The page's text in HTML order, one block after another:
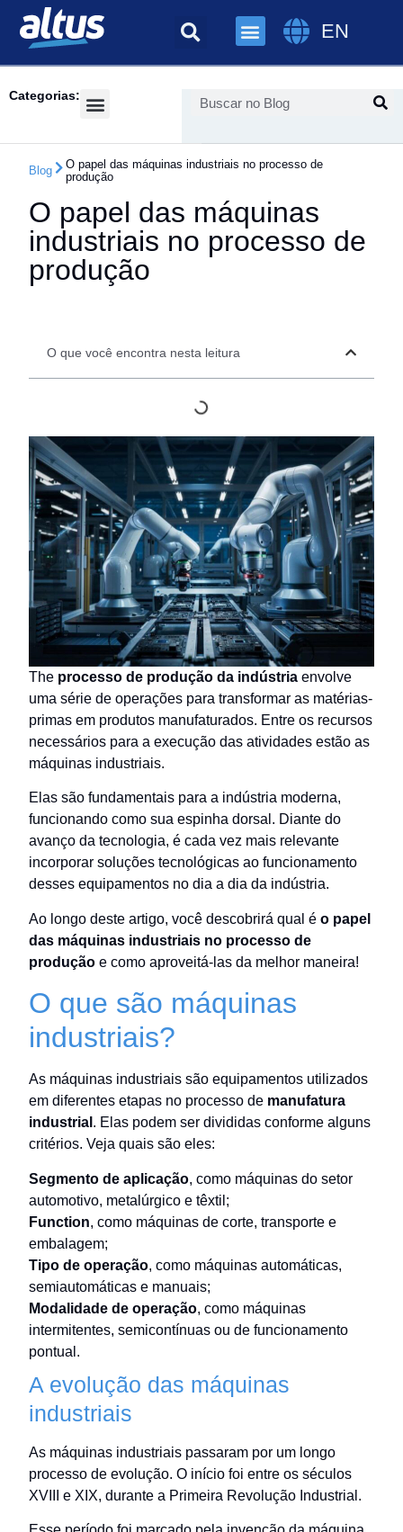
EN
Categorias:
Blog
O papel das máquinas industriais no processo de
produção
O papel das máquinas
industriais no processo de
produção
O que você encontra nesta leitura
The processo de produção da indústria envolve
uma série de operações para transformar as matérias-
primas em produtos manufaturados. Entre os recursos
necessários para a execução das atividades estão as
máquinas industriais.
Elas são fundamentais para a indústria moderna,
funcionando como sua espinha dorsal. Diante do
avanço da tecnologia, é cada vez mais relevante
incorporar soluções tecnológicas ao funcionamento
desses equipamentos no dia a dia da indústria.
Ao longo deste artigo, você descobrirá qual é o papel
das máquinas industriais no processo de
produção e como aproveitá-las da melhor maneira!
O que são máquinas
industriais?
As máquinas industriais são equipamentos utilizados
em diferentes etapas no processo de manufatura
industrial . Elas podem ser divididas conforme alguns
critérios. Veja quais são eles:
Segmento de aplicação, como máquinas do setor
automotivo, metalúrgico e têxtil;
Function, como máquinas de corte, transporte e
embalagem;
Tipo de operação, como máquinas automáticas,
semiautomáticas e manuais;
Modalidade de operação, como máquinas
intermitentes, semicontínuas ou de funcionamento
pontual.
A evolução das máquinas
industriais
As máquinas industriais passaram por um longo
processo de evolução. O início foi entre os séculos
XVIII e XIX, durante a Primeira Revolução Industrial.